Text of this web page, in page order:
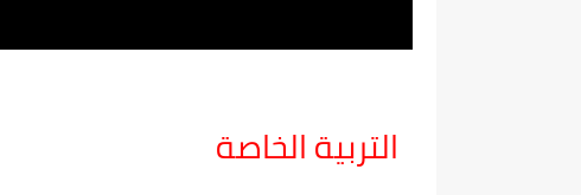
⁦⁩ التربية الخاصة